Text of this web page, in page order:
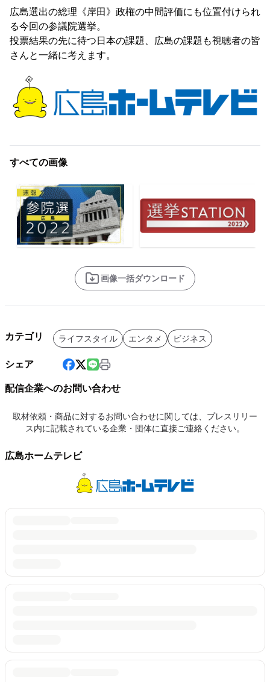
広島選出の総理《岸田》政権の中間評価にも位置付けられ
る今回の参議院選挙。
投票結果の先に待つ日本の課題、広島の課題も視聴者の皆
さんと一緒に考えます。
すべての画像
画像一括ダウンロード
カテゴリ ライフスタイル エンタメ ビジネス
シェア
配信企業へのお問い合わせ
取材依頼・商品に対するお問い合わせに関しては、プレスリリー
ス内に記載されている企業・団体に直接ご連絡ください。
広島ホームテレビ